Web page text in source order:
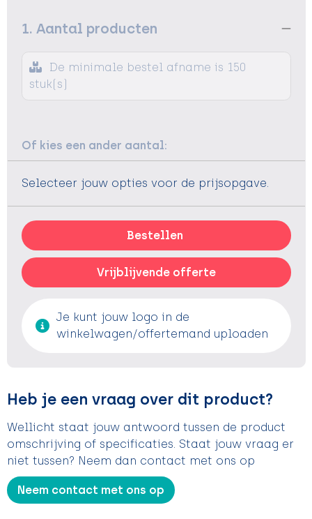
1. Aantal producten
De minimale bestel afname is 150
stuk(s)
Of kies een ander aantal:
Selecteer jouw opties voor de prijsopgave.
Bestellen
Vrijblijvende offerte
Je kunt jouw logo in de
winkelwagen/offertemand uploaden
Heb je een vraag over dit product?
Wellicht staat jouw antwoord tussen de product
omschrijving of specificaties. Staat jouw vraag er
niet tussen? Neem dan contact met ons op
Neem contact met ons op